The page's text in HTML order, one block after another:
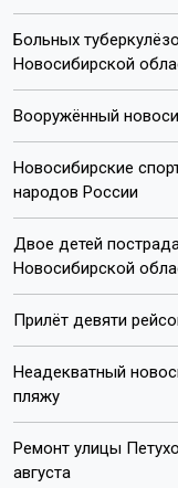
Больных
Новосибирской
Вооружённый
Новосибирские
народов России
Двое детей
Новосибирской
Прилёт девяти
Неадекватный
пляжу
Ремонт улицы
августа